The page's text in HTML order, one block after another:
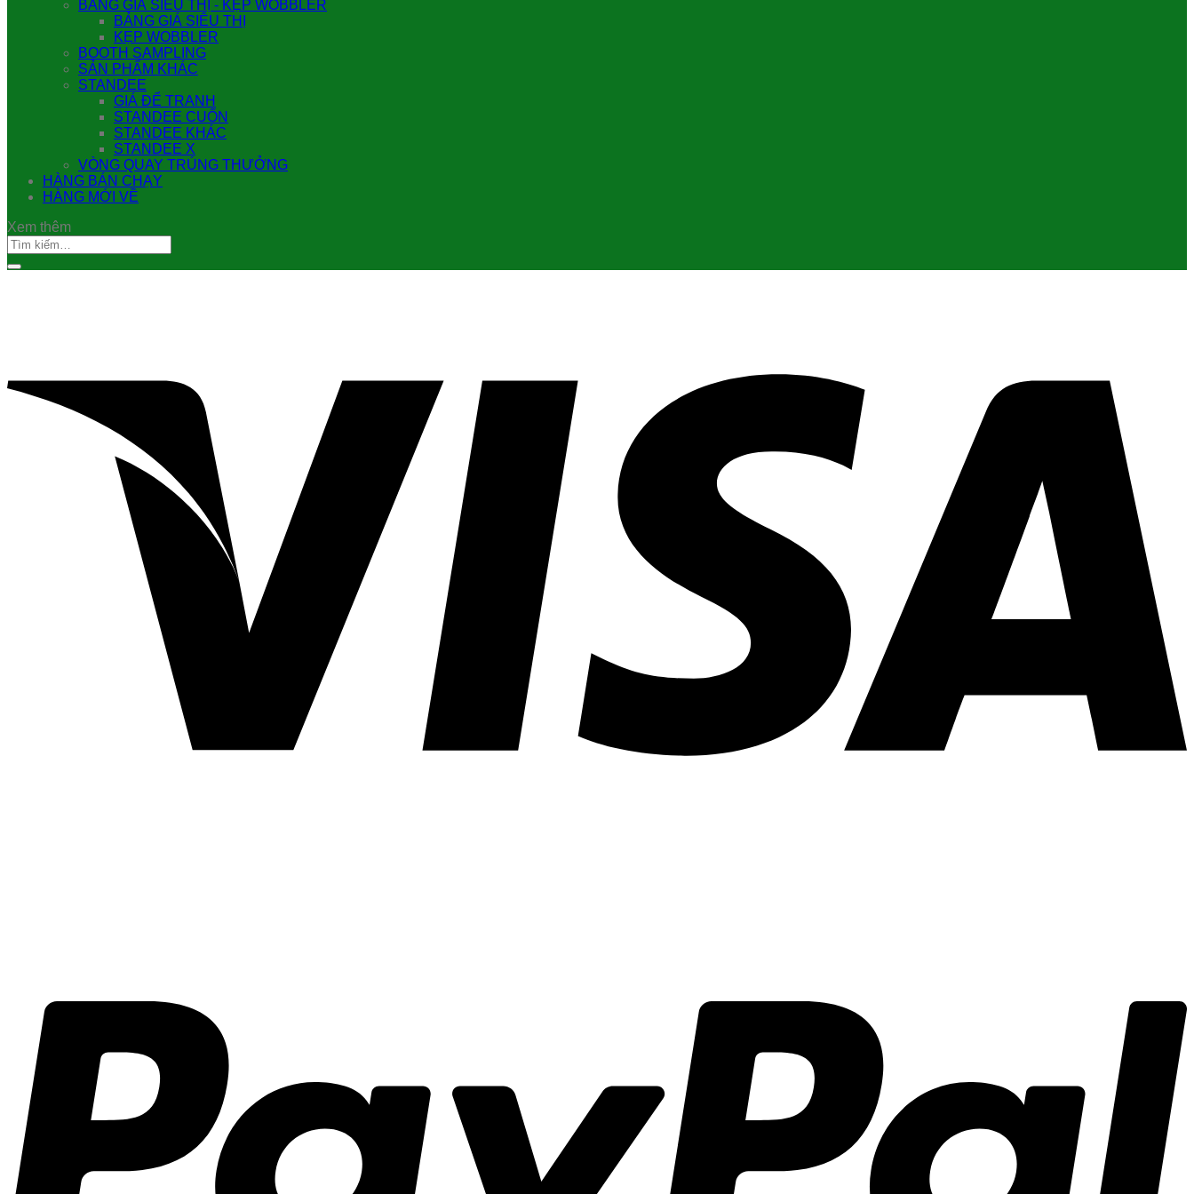
BẢNG GIÁ SIÊU THỊ - KẸP WOBBLER
BẢNG GIÁ SIÊU THỊ
KẸP WOBBLER
BOOTH SAMPLING
SẢN PHẨM KHÁC
STANDEE
GIÁ ĐỂ TRANH
STANDEE CUỐN
STANDEE KHÁC
STANDEE X
VÒNG QUAY TRÚNG THƯỞNG
HÀNG BÁN CHẠY
HÀNG MỚI VỀ
Xem thêm